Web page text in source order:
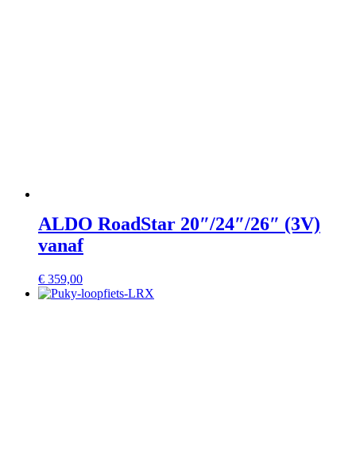
ALDO RoadStar 20″/24″/26″ (3V)
vanaf
€ 359,00